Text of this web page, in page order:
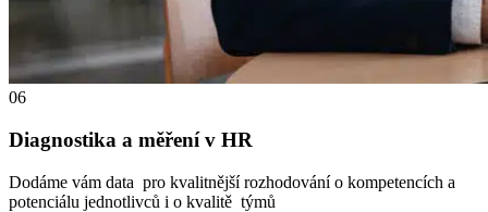
06
Diagnostika a měření v HR
Dodáme vám data pro kvalitnější rozhodování o kompetencích a
potenciálu jednotlivců i o kvalitě týmů